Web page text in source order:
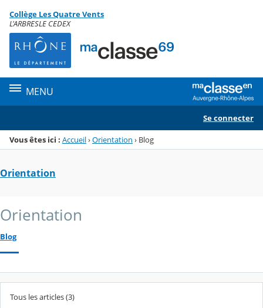
Menu de la rubrique
Contenu
Collège Les Quatre Vents
L'ARBRESLE CEDEX
MENU
Se connecter
Vous êtes ici : Accueil›Orientation › Blog
Orientation
Orientation
Blog
Tous les articles (3)